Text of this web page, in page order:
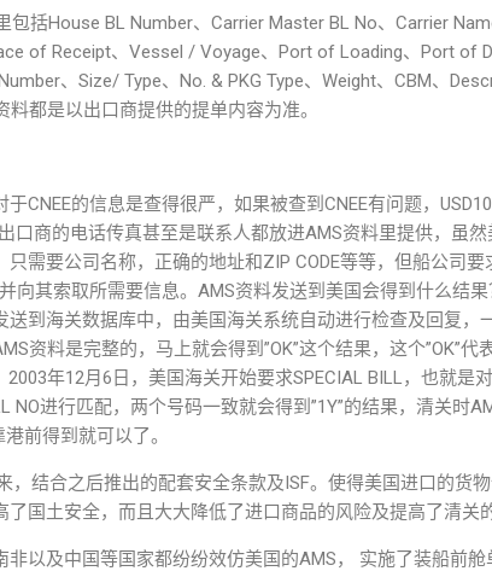
括House BL Number、Carrier Master BL No、Carrier
of Receipt、Vessel / Voyage、Port of Loading、Port of
、Size/ Type、No. & PKG Type、Weight、CBM、
都是以出口商提供的提单内容为准。
CNEE的信息是查得很严，如果被查到CNEE有问题，
口商的电话传真甚至是联系人都放进AMS资料里提供，虽
需要公司名称，正确的地址和ZIP CODE等等，但船公司要
向其索取所需要信息。AMS资料发送到美国会得到什么结
到海关数据库中，由美国海关系统自动进行检查及回复，
资料是完整的，马上就会得到”OK”这个结果，这个”OK”代
2003年12月6日，美国海关开始要求SPECIAL BILL，也就是
NO进行匹配，两个号码一致就会得到”1Y”的结果，清关时
前得到就可以了。
，结合之后推出的配套安全条款及ISF。使得美国进口的货
国土安全，而且大大降低了进口商品的风险及提高了清关
以及中国等国家都纷纷效仿美国的AMS， 实施了装船前舱